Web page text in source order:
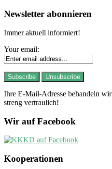
Newsletter abonnieren
Immer aktuell informiert!
Your email:
Ihre E-Mail-Adresse behandeln wir
streng vertraulich!
Wir auf Facebook
Kooperationen